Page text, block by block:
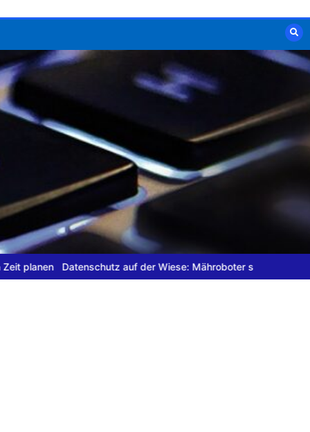
Datenschutz auf der Wiese: Mähroboter sicher nutzen